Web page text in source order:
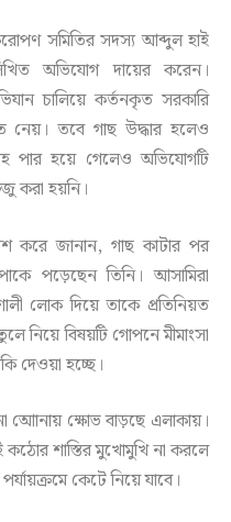
সমিতির সদস্য আব্দুল হাই
অভিযোগ দায়ের করেন।
চালিয়ে কর্তনকৃত সরকারি
নেয়। তবে গাছ উদ্ধার হলেও
পার হয়ে গেলেও অভিযোগটি
করা হয়নি।
করে জানান, গাছ কাটার পর
পড়েছেন তিনি। আসামিরা
লোক দিয়ে তাকে প্রতিনিয়ত
নিয়ে বিষয়টি গোপনে মীমাংসা
দেওয়া হচ্ছে।
ক্ষোভ বাড়ছে এলাকায়।
কঠোর শাস্তির মুখোমুখি না করলে
কেটে নিয়ে যাবে।